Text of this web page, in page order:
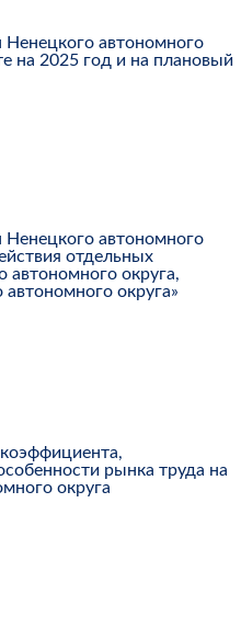
Ненецкого автономного
на 2025 год и на плановый
Ненецкого автономного
отдельных
автономного округа,
округа»
рынка труда на
округа